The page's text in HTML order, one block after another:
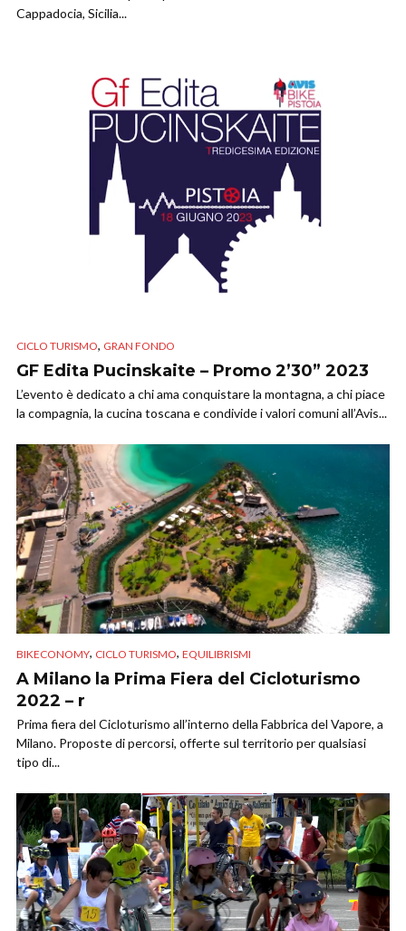
Cappadocia, Sicilia...
CICLO TURISMO, GRAN FONDO
GF Edita Pucinskaite – Promo 2’30” 2023
L’evento è dedicato a chi ama conquistare la montagna, a chi piace
la compagnia, la cucina toscana e condivide i valori comuni all’Avis...
BIKECONOMY, CICLO TURISMO, EQUILIBRISMI
A Milano la Prima Fiera del Cicloturismo
2022 – r
Prima fiera del Cicloturismo all’interno della Fabbrica del Vapore, a
Milano. Proposte di percorsi, offerte sul territorio per qualsiasi
tipo di...